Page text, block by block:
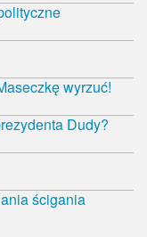
wyrzuć!
Dudy?
ścigania